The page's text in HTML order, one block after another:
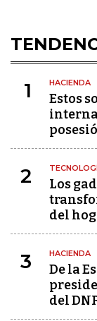
1 HACIENDA
Estos
2
Los
del
3 HACIENDA
De la
del